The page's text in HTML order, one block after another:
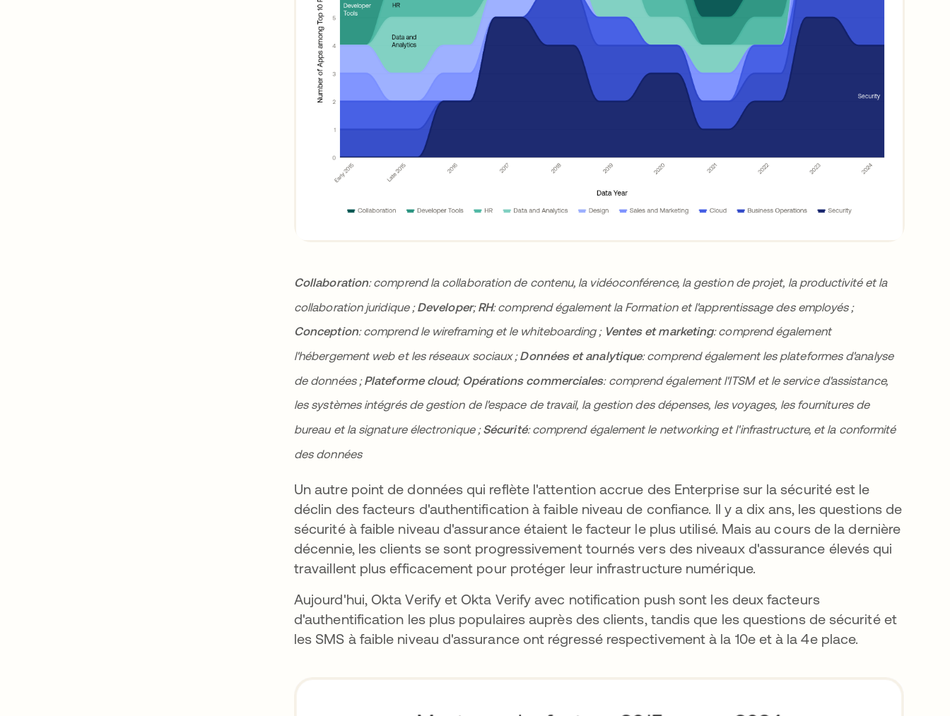
Collaboration: comprend la collaboration de contenu, la vidéoconférence, la gestion de projet, la productivité et la
collaboration juridique ;Developer;RH: comprend également la Formation et l'apprentissage des employés ;
Conception: comprend le wireframing et le whiteboarding ; Ventes et marketing: comprend également
l'hébergement web et les réseaux sociaux ;Données et analytique: comprend également les plateformes d'analyse
de données ;Plateforme cloud; Opérations commerciales: comprend également l'ITSM et le service d'assistance,
les systèmes intégrés de gestion de l'espace de travail, la gestion des dépenses, les voyages, les fournitures de
bureau et la signature électronique ;Sécurité: comprend également le networking et l'infrastructure, et la conformité
des données
Un autre point de données qui reflète l'attention accrue des Enterprise sur la sécurité est le
déclin des facteurs d'authentification à faible niveau de confiance. Il y a dix ans, les questions de
sécurité à faible niveau d'assurance étaient le facteur le plus utilisé. Mais au cours de la dernière
décennie, les clients se sont progressivement tournés vers des niveaux d'assurance élevés qui
travaillent plus efficacement pour protéger leur infrastructure numérique.
Aujourd'hui, Okta Verify et Okta Verify avec notification push sont les deux facteurs
d'authentification les plus populaires auprès des clients, tandis que les questions de sécurité et
les SMS à faible niveau d'assurance ont régressé respectivement à la 10e et à la 4e place.